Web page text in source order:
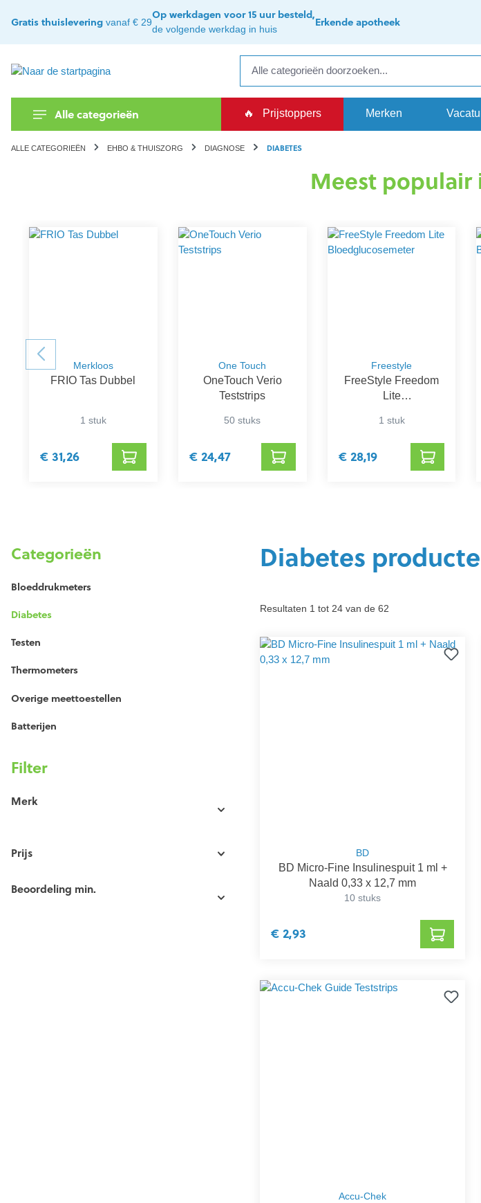
general.skipToNavigation
Gratis thuislevering vanaf € 29
Op werkdagen voor 15 uur besteld,
de volgende werkdag in huis
Erkende apotheek
Alle categorieën 🔥 Prijstoppers Merken
ALLE CATEGORIEËN EHBO & THUISZORG DIAGNOSE DIABETES
Meest populair
Merkloos
FRIO Tas Dubbel
1 stuk
€ 31,26
One Touch
OneTouch Verio
Teststrips
50 stuks
€ 24,47
Freestyle
FreeStyle Freedom
Lite
1 stuk
€ 28,19
Categorieën
Bloeddrukmeters
Diabetes
Testen
Thermometers
Overige meettoestellen
Batterijen
Filter
Merk
Prijs
Beoordeling min.
Diabetes
Resultaten 1 tot 24 van de 62
BD
BD Micro-Fine Insulinespuit 1 ml +
Naald 0,33 x 12,7 mm
10 stuks
€ 2,93
Accu-Chek